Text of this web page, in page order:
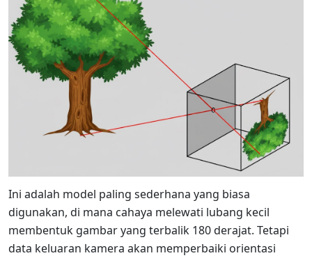
Ini adalah model paling sederhana yang biasa
digunakan, di mana cahaya melewati lubang kecil
membentuk gambar yang terbalik 180 derajat. Tetapi
data keluaran kamera akan memperbaiki orientasi